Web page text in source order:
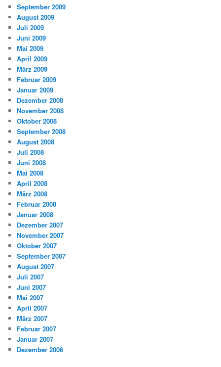
September 2009
August 2009
Juli 2009
Juni 2009
Mai 2009
April 2009
März 2009
Februar 2009
Januar 2009
Dezember 2008
November 2008
Oktober 2008
September 2008
August 2008
Juli 2008
Juni 2008
Mai 2008
April 2008
März 2008
Februar 2008
Januar 2008
Dezember 2007
November 2007
Oktober 2007
September 2007
August 2007
Juli 2007
Juni 2007
Mai 2007
April 2007
März 2007
Februar 2007
Januar 2007
Dezember 2006